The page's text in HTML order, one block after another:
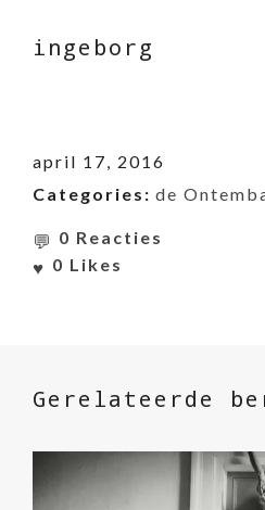
ingeborg
april 17, 2016
Categories: de
0 Reacties
0 Likes
Gerelateerde